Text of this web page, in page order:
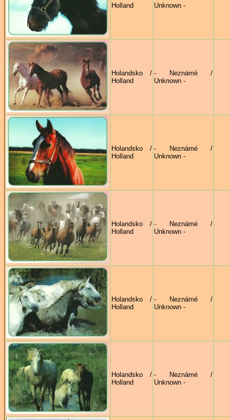
Holland
Unknown -
Holandsko /
Holland
- Neznámé /
Unknown -
Holandsko /
Holland
- Neznámé /
Unknown -
Holandsko /
Holland
- Neznámé /
Unknown -
Holandsko /
Holland
- Neznámé /
Unknown -
Holandsko /
Holland
- Neznámé /
Unknown -